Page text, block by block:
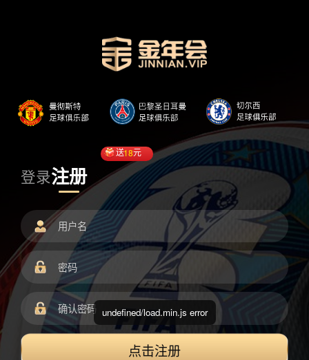
登录注册
送18元
点击注册
undefined/load.min.js error